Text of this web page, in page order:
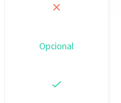
Opcional